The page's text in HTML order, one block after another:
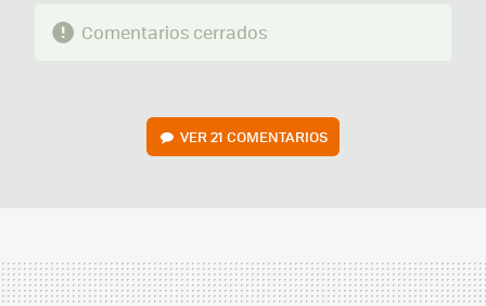
Comentarios cerrados
VER21 COMENTARIOS